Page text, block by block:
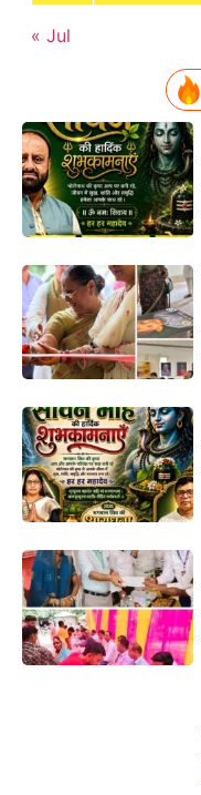
« Jul